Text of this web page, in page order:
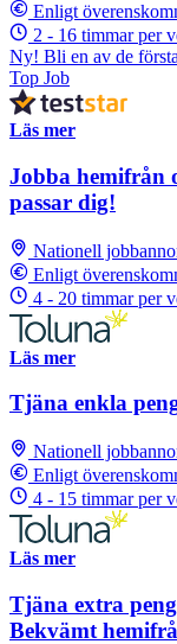
Enligt
2 - 16 timmar per
Ny! Bli en av de
Top Job
Läs mer
Jobba hemifrån
passar dig!
Nationell
Enligt
4 - 20 timmar per
Läs mer
Tjäna enkla
Nationell
Enligt
4 - 15 timmar per
Läs mer
Tjäna extra
Bekvämt